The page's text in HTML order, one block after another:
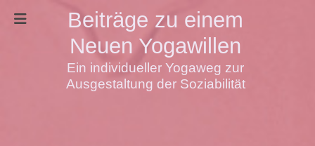
Beiträge zu einem
Neuen Yogawillen
Ein individueller Yogaweg zur
Ausgestaltung der Soziabilität